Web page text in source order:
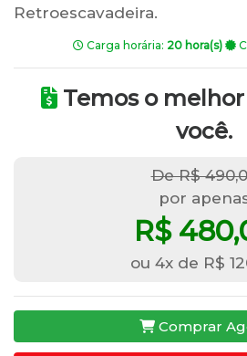
Retroescavadeira.
Carga horária: 20 hora(s)
Temos o
você.
De R$
por
R$
ou 4x de R$
Comprar